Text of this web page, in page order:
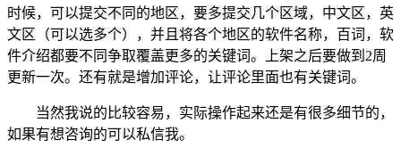
时候，可以提交不同的地区，要多提交几个区域，中文区，英
文区（可以选多个），并且将各个地区的软件名称，百词，软
件介绍都要不同争取覆盖更多的关键词。上架之后要做到2周
更新一次。还有就是增加评论，让评论里面也有关键词。
当然我说的比较容易，实际操作起来还是有很多细节的，
如果有想咨询的可以私信我。